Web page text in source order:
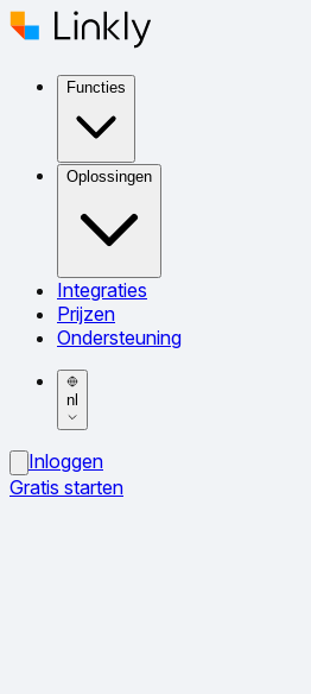
Functies
Oplossingen
Integraties
Prijzen
Ondersteuning
nl
Inloggen
Gratis starten